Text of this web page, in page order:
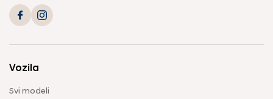
Vozila
Svi modeli